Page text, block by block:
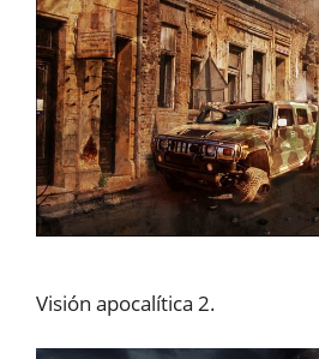
Visión apocalítica 2.